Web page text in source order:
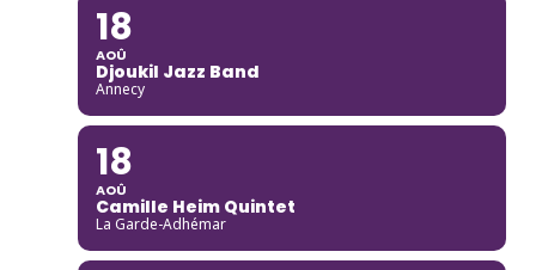
18
AOÛ
Djoukil Jazz Band
Annecy
18
AOÛ
Camille Heim Quintet
La Garde-Adhémar